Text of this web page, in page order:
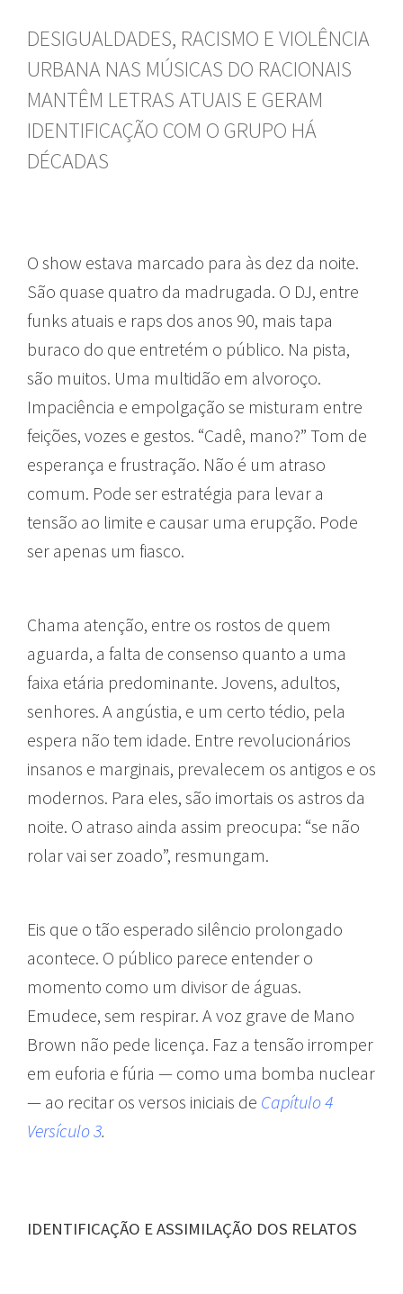
DESIGUALDADES, RACISMO E VIOLÊNCIA
URBANA NAS MÚSICAS DO RACIONAIS
MANTÊM LETRAS ATUAIS E GERAM
IDENTIFICAÇÃO COM O GRUPO HÁ
DÉCADAS
O show estava marcado para às dez da noite.
São quase quatro da madrugada. O DJ, entre
funks atuais e raps dos anos 90, mais tapa
buraco do que entretém o público. Na pista,
são muitos. Uma multidão em alvoroço.
Impaciência e empolgação se misturam entre
feições, vozes e gestos. “Cadê, mano?” Tom de
esperança e frustração. Não é um atraso
comum. Pode ser estratégia para levar a
tensão ao limite e causar uma erupção. Pode
ser apenas um fiasco.
Chama atenção, entre os rostos de quem
aguarda, a falta de consenso quanto a uma
faixa etária predominante. Jovens, adultos,
senhores. A angústia, e um certo tédio, pela
espera não tem idade. Entre revolucionários
insanos e marginais, prevalecem os antigos e os
modernos. Para eles, são imortais os astros da
noite. O atraso ainda assim preocupa: “se não
rolar vai ser zoado”, resmungam.
Eis que o tão esperado silêncio prolongado
acontece. O público parece entender o
momento como um divisor de águas.
Emudece, sem respirar. A voz grave de Mano
Brown não pede licença. Faz a tensão irromper
em euforia e fúria — como uma bomba nuclear
— ao recitar os versos iniciais de Capítulo 4
Versículo 3.
IDENTIFICAÇÃO E ASSIMILAÇÃO DOS RELATOS